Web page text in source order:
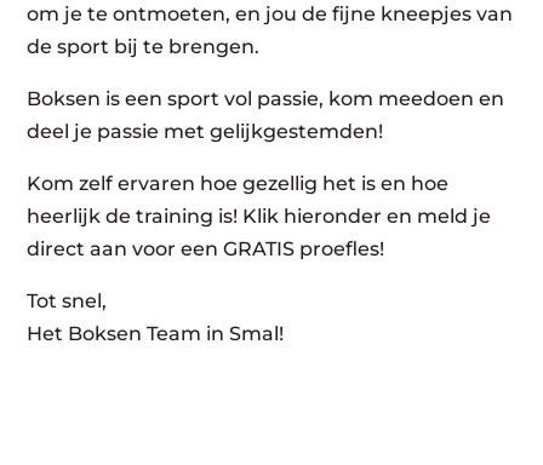
om je te ontmoeten, en jou de fijne kneepjes van
de sport bij te brengen.
Boksen is een sport vol passie, kom meedoen en
deel je passie met gelijkgestemden!
Kom zelf ervaren hoe gezellig het is en hoe
heerlijk de training is! Klik hieronder en meld je
direct aan voor een GRATIS proefles!
Tot snel,
Het Boksen Team in Smal!